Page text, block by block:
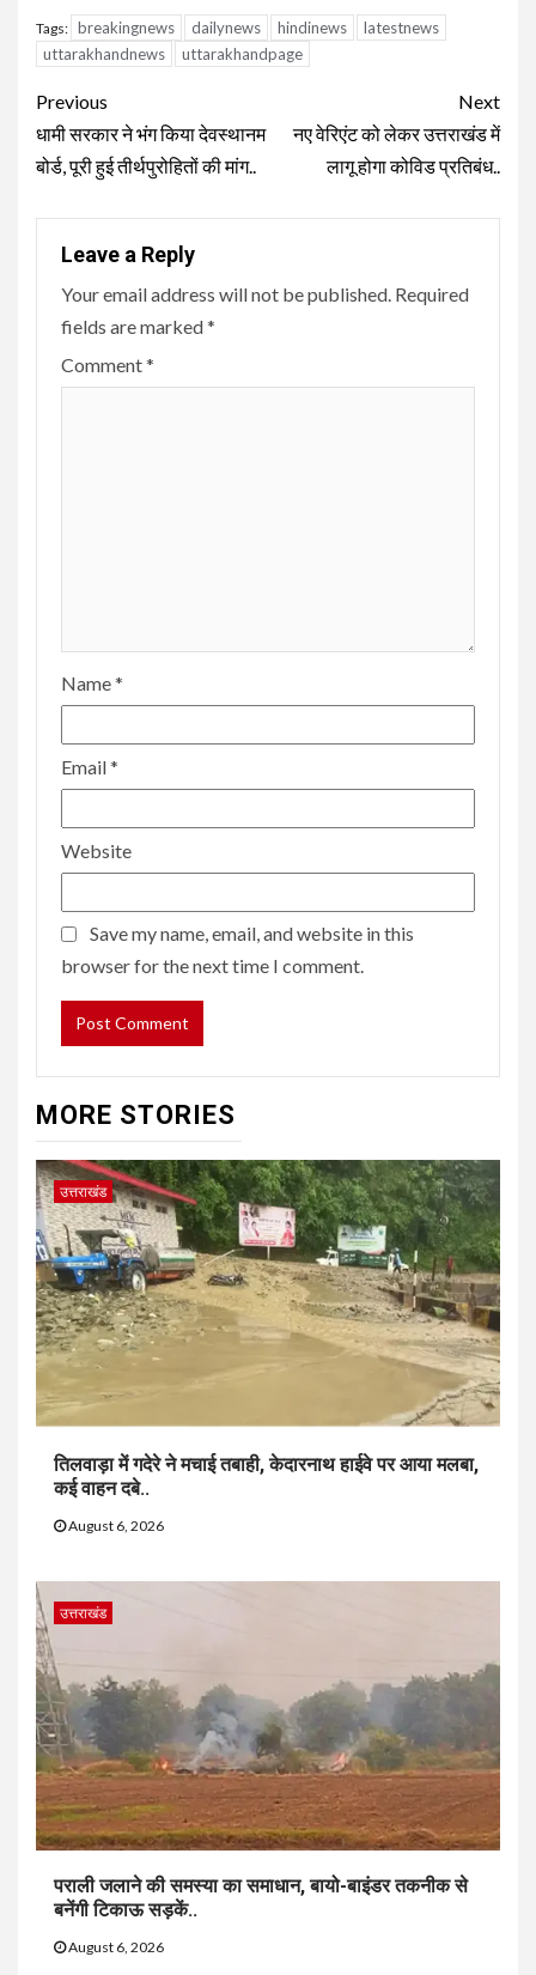
Tags: breakingnews dailynews hindinews
latestnews
uttarakhandnews
uttarakhandpage
Continue
Reading
Previous
धामी सरकार ने भंग किया देवस्थानम
बोर्ड, पूरी हुई तीर्थपुरोहितों की मांग..
Next
नए वेरिएंट को लेकर उत्तराखंड में
लागू होगा कोविड प्रतिबंध..
Leave a Reply
Your email address will not be published. Required
fields are marked*
Comment*
Name*
Email*
Website
Save my name, email, and website in this
browser for the next time I comment.
MORE STORIES
उत्तराखंड
तिलवाड़ा में गदेरे ने मचाई तबाही, केदारनाथ हाईवे पर आया मलबा,
कई वाहन दबे..
August 6, 2026
उत्तराखंड
पराली जलाने की समस्या का समाधान, बायो-बाइंडर तकनीक से
बनेंगी टिकाऊ सड़कें..
August 6, 2026